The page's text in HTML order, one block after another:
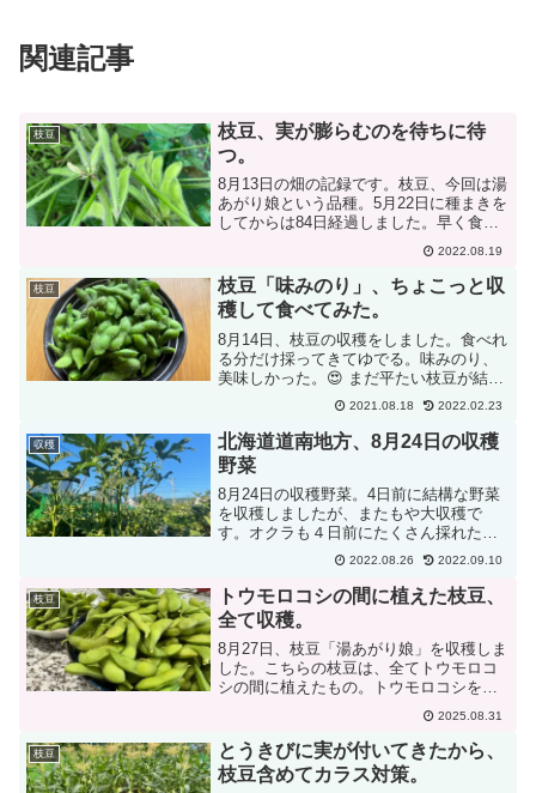
関連記事
枝豆
枝豆、実が膨らむのを待ちに待
つ。
8月13日の畑の記録です。枝豆、今回は湯
あがり娘という品種。5月22日に種まきを
してからは84日経過しました。早く食べ
たくて食べたくて。実が膨らむのを待ち
わびています。動物🦝に取られないよう
に、今年初めて枝豆・とうきび用にネッ
トも設置。高さ...
2022.08.19
枝豆
枝豆「味みのり」、ちょこっと収
穫して食べてみた。
8月14日、枝豆の収穫をしました。食べれ
る分だけ採ってきてゆでる。味みのり、
美味しかった。😍 まだ平たい枝豆が結構
あったので、また来週食べる分だけ採っ
てこよう。 背丈が小さいとか、粒が1-2個
入りが多いとか、雑草のはびこりが気に
なるけれど。...
2021.08.18 2022.02.23
収穫
北海道道南地方、8月24日の収穫
野菜
8月24日の収穫野菜。4日前に結構な野菜
を収穫しましたが、またもや大収穫で
す。オクラも４日前にたくさん採れたけ
れど、また採れました。背丈も高い株で
130㎝くらいになりました。低い株は10㎝
前後で高低差激しい。🙊逆光だったよう
で、ほぼ色がとん...
2022.08.26 2022.09.10
枝豆
トウモロコシの間に植えた枝豆、
全て収穫。
8月27日、枝豆「湯あがり娘」を収穫しま
した。こちらの枝豆は、全てトウモロコ
シの間に植えたもの。トウモロコシを収
穫して全て倒した結果、枝豆だけとな
り、風であおられるようになる。🤡マル
チ栽培で土寄せもしていない為、風に弱
い。強風で倒れまくり。...
2025.08.31
枝豆
とうきびに実が付いてきたから、
枝豆含めてカラス対策。